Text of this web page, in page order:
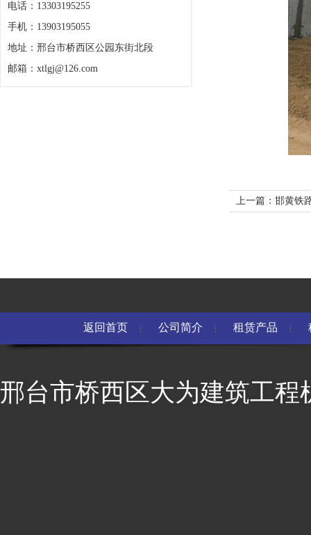
电话：13303195255
手机：13903195055
地址：邢台市桥西区公园东街北段
邮箱：xtlgj@126.com
上一篇：邯黄铁
返回首页 公司简介 租赁产品
邢台市桥西区大为建筑工程